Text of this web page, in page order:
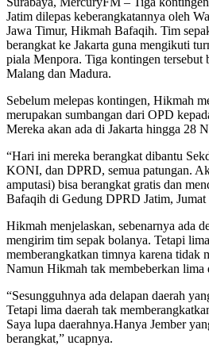
Jatim dilepas keberangkatannya oleh
Jawa Timur, Hikmah Bafaqih. Tim
berangkat ke Jakarta guna mengikuti
piala Menpora. Tiga kontingen tersebut
Malang dan Madura.
Sebelum melepas kontingen, Hikmah
merupakan sumbangan dari OPD
Mereka akan ada di Jakarta hingga 28
“Hari ini mereka berangkat dibantu
KONI, dan DPRD, semua patungan.
amputasi) bisa berangkat gratis dan
Bafaqih di Gedung DPRD Jatim, Jumat
Hikmah menjelaskan, sebenarnya ada
mengirim tim sepak bolanya. Tetapi
memberangkatkan timnya karena tidak
Namun Hikmah tak membeberkan lima
“Sesungguhnya ada delapan daerah
Tetapi lima daerah tak
Saya lupa daerahnya.Hanya Jember
berangkat,” ucapnya.